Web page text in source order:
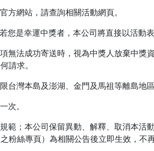
方網站，請查詢相關活動網頁。
您是幸運中獎者，本公司將直接以活動
無法成功寄送時，視為中獎人放棄中
請求。
台灣本島及澎湖、金門及馬祖等離島地區
次。
範；本公司保留異動、解釋、取消本
之粉絲專頁）為相關公告後立即生效，不